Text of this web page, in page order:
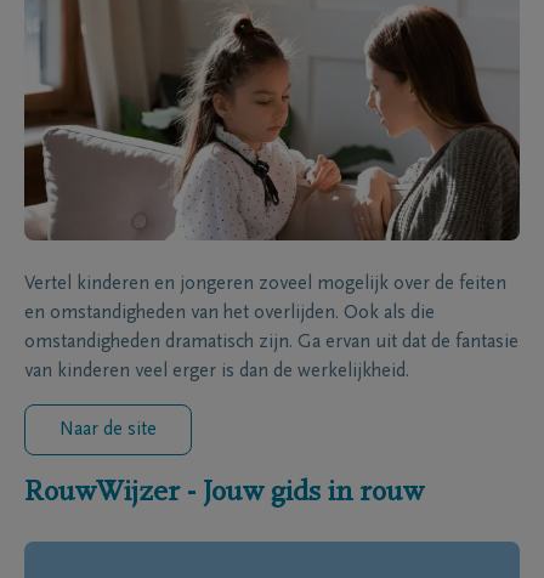
Vertel kinderen en jongeren zoveel mogelijk over de feiten
en omstandigheden van het overlijden. Ook als die
omstandigheden dramatisch zijn. Ga ervan uit dat de fantasie
van kinderen veel erger is dan de werkelijkheid.
Naar de site
RouwWijzer - Jouw gids in rouw